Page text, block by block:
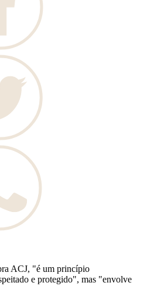
ACJ, "é um princípio
e protegido", mas "envolve